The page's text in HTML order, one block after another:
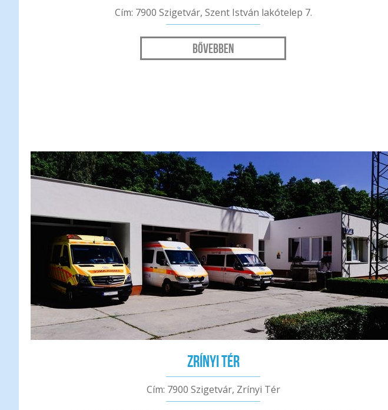
Cím: 7900 Szigetvár, Szent István lakótelep 7.
Bővebben
Zrínyi tér
Cím: 7900 Szigetvár, Zrínyi Tér